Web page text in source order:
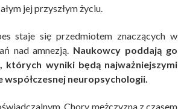
jej przyszłym życiu.
staje się przedmiotem znaczących w
nad amnezją. Naukowcy poddają go
których wyniki będą najważniejszymi
neuropsychologii.
Chory mężczyzna z czasem